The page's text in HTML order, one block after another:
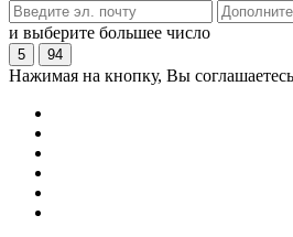
и выберите большее число
5 94
Нажимая на кнопку, Вы